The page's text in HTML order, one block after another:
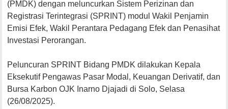
(PMDK) dengan meluncurkan Sistem Perizinan dan
Registrasi Terintegrasi (SPRINT) modul Wakil Penjamin
Emisi Efek, Wakil Perantara Pedagang Efek dan Penasihat
Investasi Perorangan.
Peluncuran SPRINT Bidang PMDK dilakukan Kepala
Eksekutif Pengawas Pasar Modal, Keuangan Derivatif, dan
Bursa Karbon OJK Inarno Djajadi di Solo, Selasa
(26/08/2025).